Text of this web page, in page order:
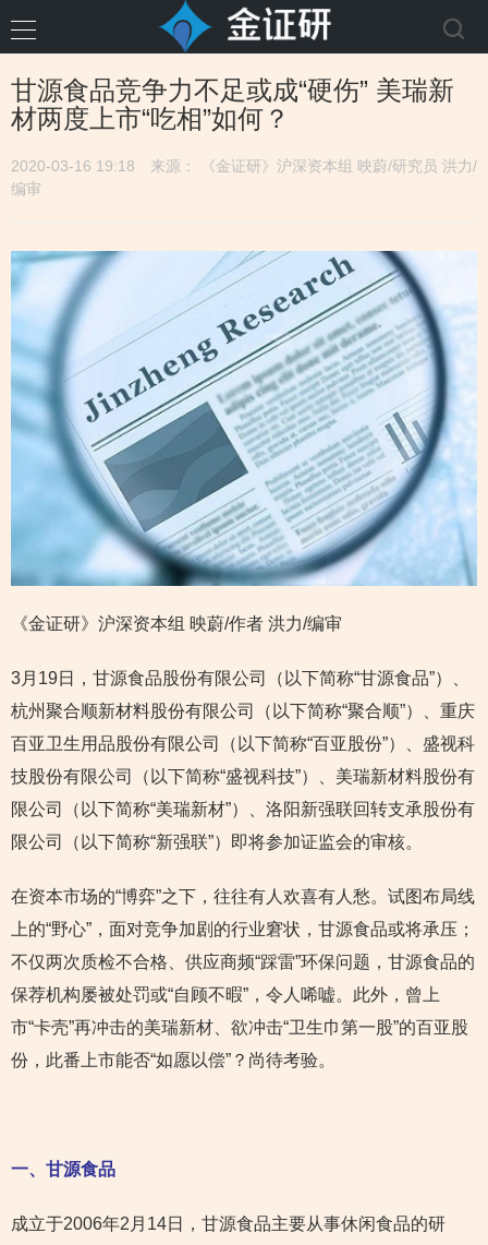
甘源食品竞争力不足或成“硬伤” 美瑞新
材两度上市“吃相”如何？
2020-03-16 19:18
来源： 《金证研》沪深资本组 映蔚/研究员 洪力/
编审
《金证研》沪深资本组 映蔚/作者 洪力/编审
3月19日，甘源食品股份有限公司（以下简称“甘源食品”）、
杭州聚合顺新材料股份有限公司（以下简称“聚合顺”）、重庆
百亚卫生用品股份有限公司（以下简称“百亚股份”）、盛视科
技股份有限公司（以下简称“盛视科技”）、美瑞新材料股份有
限公司（以下简称“美瑞新材”）、洛阳新强联回转支承股份有
限公司（以下简称“新强联”）即将参加证监会的审核。
在资本市场的“博弈”之下，往往有人欢喜有人愁。试图布局线
上的“野心”，面对竞争加剧的行业窘状，甘源食品或将承压；
不仅两次质检不合格、供应商频“踩雷”环保问题，甘源食品的
保荐机构屡被处罚或“自顾不暇”，令人唏嘘。此外，曾上
市“卡壳”再冲击的美瑞新材、欲冲击“卫生巾第一股”的百亚股
份，此番上市能否“如愿以偿”？尚待考验。
一、甘源食品
成立于2006年2月14日，甘源食品主要从事休闲食品的研